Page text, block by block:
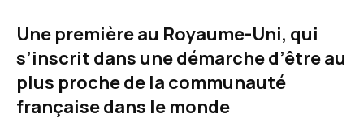
Une première au Royaume-Uni, qui
s’inscrit dans une démarche d’être au
plus proche de la communauté
française dans le monde